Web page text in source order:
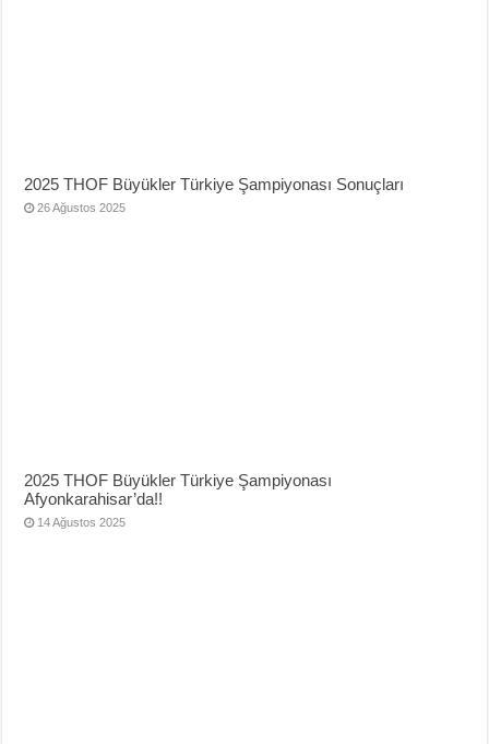
2025 THOF Büyükler Türkiye Şampiyonası Sonuçları
26 Ağustos 2025
2025 THOF Büyükler Türkiye Şampiyonası
Afyonkarahisar’da!!
14 Ağustos 2025